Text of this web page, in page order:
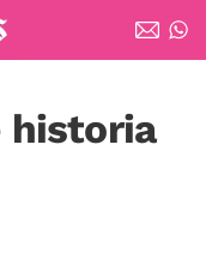
historia